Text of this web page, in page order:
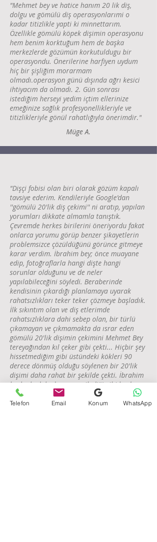
"Mehmet bey ve hatice hanım 20 lik diş,
dolgu ve gömülü diş operasyonlarımi o
kadar titizlikle yapti ki minnettarım.
Özellikle gömülü köpek dişimin operasyonu
hem benim korktuğum hem de başka
merkezlerde gözümün korkutuldugu bir
operasyondu. Önerilerine harfiyen uydum
hiç bir şişliğim morarmam
olmadı.operasyon günü dışında ağrı kesici
ihtiyacım da olmadı. 2. Gün sonrası
istediğim herseyi yedim içtim ellerinize
emeğinize sağlık profesyonellikleriyle ve
titizlikleriyle gönül rahatlığıyla önerimdir."
Müge A.
"Dişçi fobisi olan biri olarak gözüm kapalı
tavsiye ederim. Kendileriyle Google'dan
''gömülü 20'lik diş çekimi'' ni aratıp, yapılan
yorumları dikkate almamla tanıştık.
Çevremde herkes birilerini öneriyordu fakat
onlarca yorumu görüp benzer şikayetlerin
problemsizce çözüldüğünü görünce gitmeye
karar verdim. İbrahim bey; önce muayane
edip, fotoğraflarla hangi dişte hangi
sorunlar olduğunu ve de neler
yapılabileceğini söyledi. Beraberinde
kendisinin çıkardığı planlamaya uyarak
rahatsızlıkları teker teker çözmeye başladık.
İlk sıkıntım olan ve diş etlerimde
rahatsızlıklara dahi sebep olan, bir türlü
çıkamayan ve çıkmamakta da ısrar eden
gömülü 20'lik dişimin çekimini Mehmet Bey
tereyağından kıl çeker gibi çekti... Hiçbir şey
hissetmediğim gibi üstündeki kökleri 90
derece dönmüş olduğu söylenen bir 20'lik
dişimi daha rahat bir şekilde çekti. İbrahim
beyle de dolgularımı yenilediği gibi başka
çürükleri de erkenden tespit edip ileride
daha büyük problemlerle karşılaşmamı
Telefon Email Konum WhatsApp